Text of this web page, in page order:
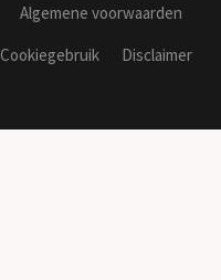
Algemene voorwaarden
Cookiegebruik
Disclaimer